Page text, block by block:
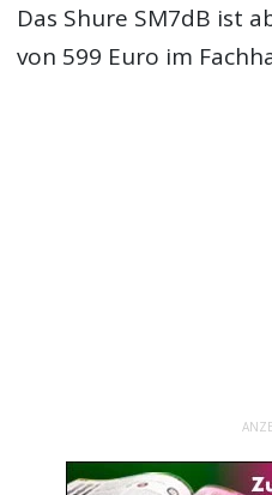
Das Shure SM7dB ist
von 599 Euro im